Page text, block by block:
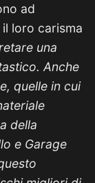
ad
il loro carisma
una
Anche
quelle in cui
della
e Garage